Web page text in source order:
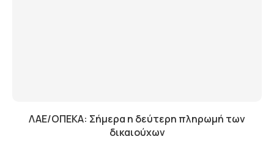
ΛΑΕ/ΟΠΕΚΑ: Σήμερα η δεύτερη πληρωμή των
δικαιούχων